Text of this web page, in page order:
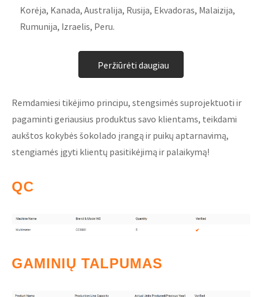
Korėja, Kanada, Australija, Rusija, Ekvadoras, Malaizija,
Rumunija, Izraelis, Peru.
Peržiūrėti daugiau
Remdamiesi tikėjimo principu, stengsimės suprojektuoti ir
pagaminti geriausius produktus savo klientams, teikdami
aukštos kokybės šokolado įrangą ir puikų aptarnavimą,
stengiamės įgyti klientų pasitikėjimą ir palaikymą!
QC
GAMINIŲ TALPUMAS